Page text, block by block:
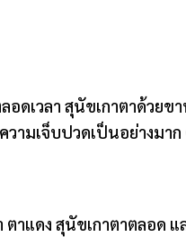
ดเวลา สุนัขเกาตาด้วย
วามเจ็บปวดเป็นอย่างม
าแดง สุนัขเกาตาตลอด